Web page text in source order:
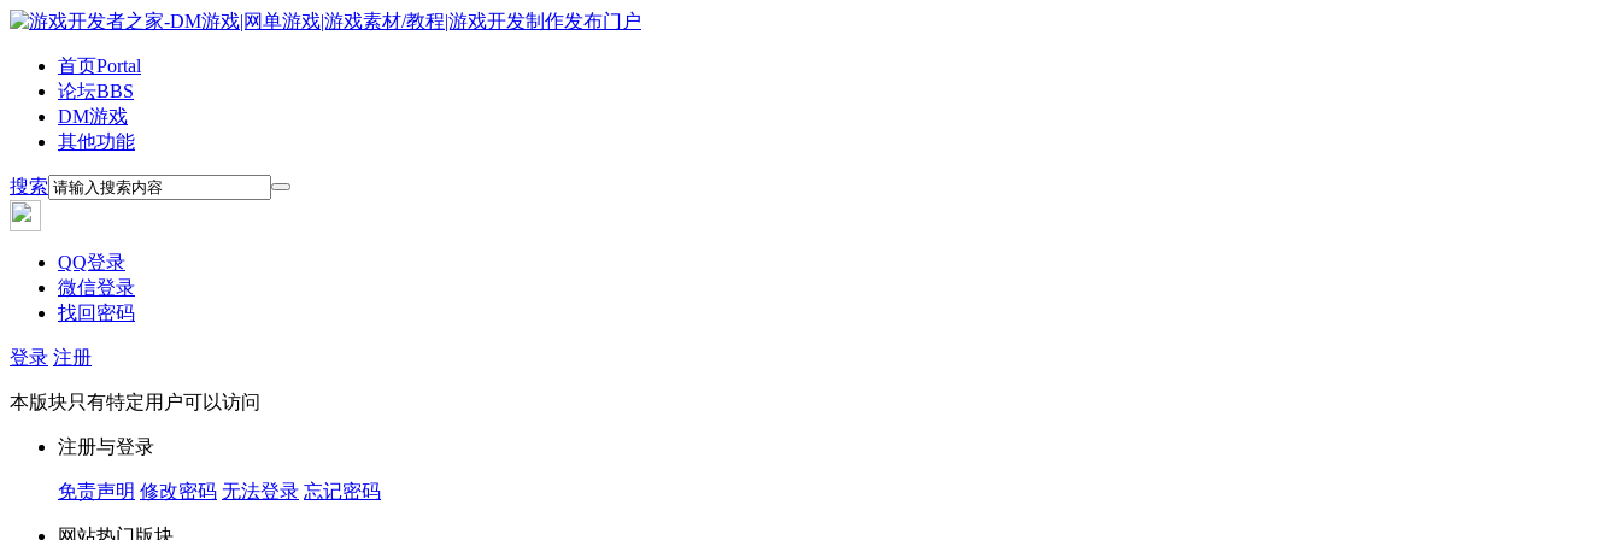
首页Portal
论坛BBS
DM游戏
其他功能
搜索
QQ登录
微信登录
找回密码
登录 注册
本版块只有特定用户可以访问
注册与登录
免责声明 修改密码 无法登录 忘记密码
网站热门版块